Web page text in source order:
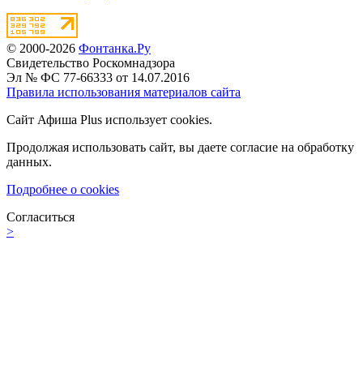
© 2000-2026 Фонтанка.Ру
Свидетельство Роскомнадзора
Эл № ФС 77-66333 от 14.07.2016
Правила использования материалов сайта
Сайт Афиша Plus использует cookies.
Продолжая использовать сайт, вы даете согласие на обработку
данных.
Подробнее о cookies
Согласиться
>